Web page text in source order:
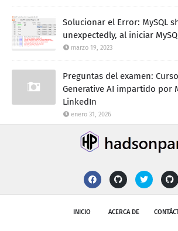
Solucionar el Error: MySQL
unexpectedly, al iniciar
marzo 19, 2023
Preguntas del examen:
Generative AI impartido por
LinkedIn
enero 31, 2026
INICIO ACERCA DE